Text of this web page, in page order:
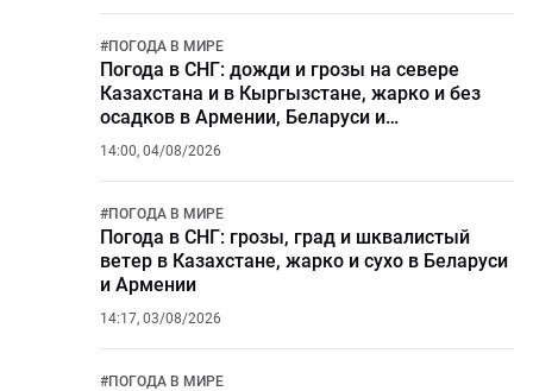
#ПОГОДА В МИРЕ
Погода в СНГ: дожди и грозы на севере
Казахстана и в Кыргызстане, жарко и без
осадков в Армении, Беларуси и
Азербайджане
14:00, 04/08/2026
#ПОГОДА В МИРЕ
Погода в СНГ: грозы, град и шквалистый
ветер в Казахстане, жарко и сухо в Беларуси
и Армении
14:17, 03/08/2026
#ПОГОДА В МИРЕ